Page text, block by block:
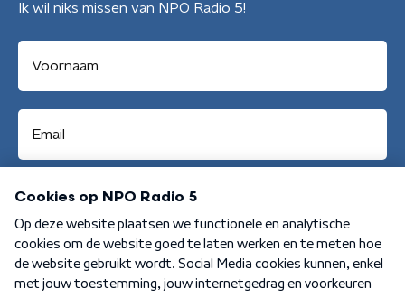
Ik wil niks missen van NPO Radio 5!
Aanmelden
Algemene voorwaarden